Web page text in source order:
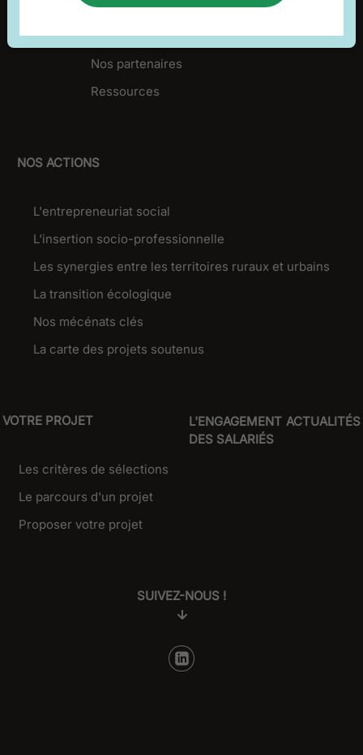
La gouvernance de la fondation
Nos relais en régions
Nos partenaires
Ressources
NOS ACTIONS
L'entrepreneuriat social
L'insertion socio-professionnelle
Les synergies entre les territoires ruraux et urbains
La transition écologique
Nos mécénats clés
La carte des projets soutenus
VOTRE PROJET
Les critères de sélections
Le parcours d'un projet
Proposer votre projet
L'ENGAGEMENT
DES SALARIÉS
ACTUALITÉS
SUIVEZ-NOUS !